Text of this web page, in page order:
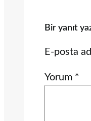
Bir yanıt
E-posta
Yorum *